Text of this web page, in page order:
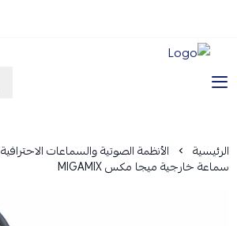
الرئيسية الأنظمة الصوتية والسماعات الاحترافية
سماعة خارجية ميجا مكس MIGAMIX